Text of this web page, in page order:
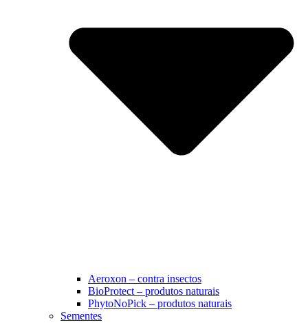
Aeroxon – contra insectos
BioProtect – produtos naturais
PhytoNoPick – produtos naturais
Sementes